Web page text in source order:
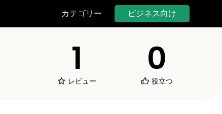
カテゴリー ビジネス向け
1
レビュー
0
役立つ